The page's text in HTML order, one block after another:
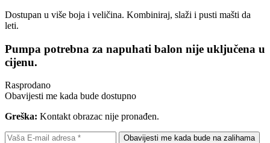
Dostupan u više boja i veličina. Kombiniraj, slaži i pusti mašti da
leti.
Pumpa potrebna za napuhati balon nije uključena u
cijenu.
Rasprodano
Obavijesti me kada bude dostupno
Greška: Kontakt obrazac nije pronađen.